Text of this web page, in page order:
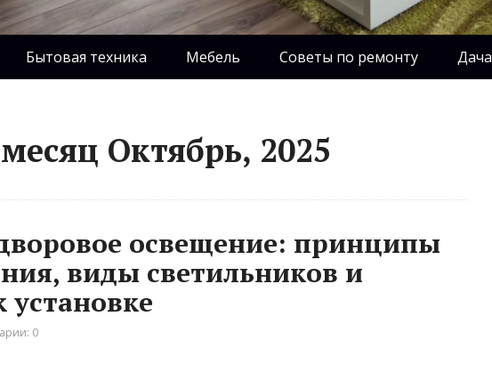
Бытовая техника Мебель Советы по ремонту Дача
Октябрь, 2025
освещение: принципы
виды светильников и
установке
0